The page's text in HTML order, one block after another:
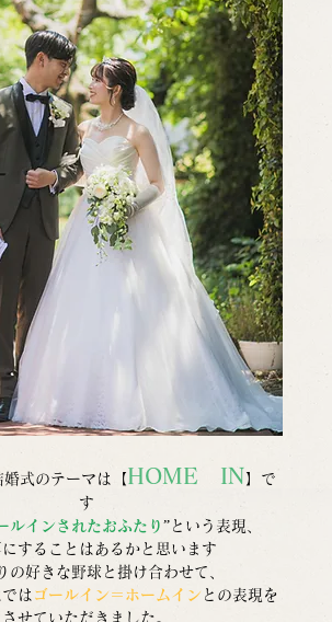
式のテーマは【HOME　IN】で
す
ルインされたおふたり ”という表現、
にすることはあるかと思います
の好きな野球と掛け合わせて、
は ゴールイン＝ホームイン との表現を
させていただきました。